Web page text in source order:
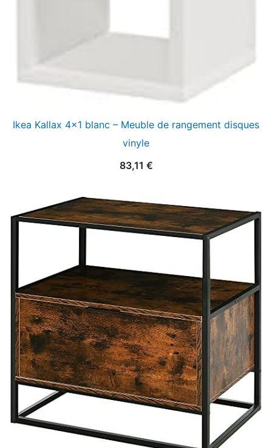
Ikea Kallax 4×1 blanc – Meuble de rangement disques
vinyle
83,11 €